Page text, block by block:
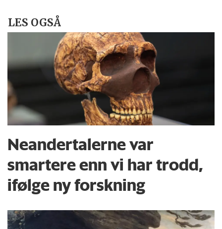
LES OGSÅ
Neandertalerne var
smartere enn vi har trodd,
ifølge ny forskning